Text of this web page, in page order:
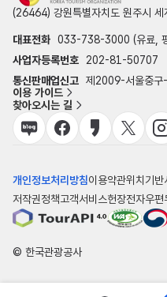
(26464) 강원특별자치도 원주시 세
대표전화 033-738-3000 (유료,
사업자등록번호
202-81-50707
통신판매업신고 제2009-서울중
이용 가이드
찾아오시는 길
개인정보처리방침이용약관위치기반
저작권정책고객서비스헌장전자우편
© 한국관광공사